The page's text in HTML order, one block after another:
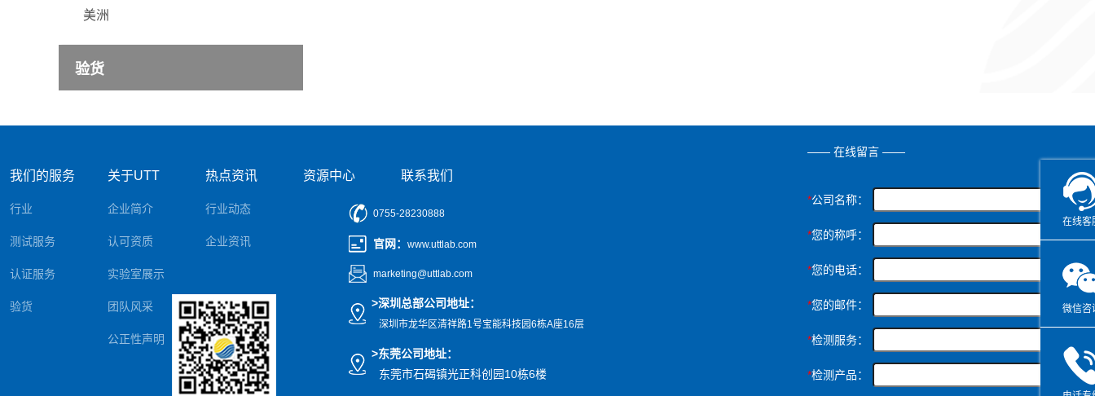
美洲
验货
我们的服务
行业
测试服务
认证服务
验货
关于UTT
企业简介
认可资质
实验室展示
团队风采
公正性声明
热点资讯
行业动态
企业资讯
资源中心 联系我们
0755-28230888
官网 ： www.uttlab.com
marketing@uttlab.com
>深圳总部公司地址：
深圳市龙华区清祥路1号宝能科技园6栋A座16层
>东莞公司地址：
东莞市石碣镇光正科创园10栋6楼
—— 在线留言 ——
*公司名称：
*您的称呼：
*您的电话：
*您的邮件：
*检测服务：
*检测产品：
在线客
微信咨